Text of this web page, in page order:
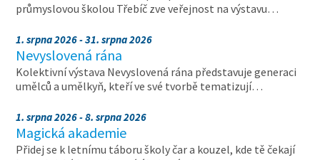
průmyslovou školou Třebíč zve veřejnost na výstavu…
1. srpna 2026 - 31. srpna 2026
Nevyslovená rána
Kolektivní výstava Nevyslovená rána představuje generaci
umělců a umělkyň, kteří ve své tvorbě tematizují…
1. srpna 2026 - 8. srpna 2026
Magická akademie
Přidej se k letnímu táboru školy čar a kouzel, kde tě čekají